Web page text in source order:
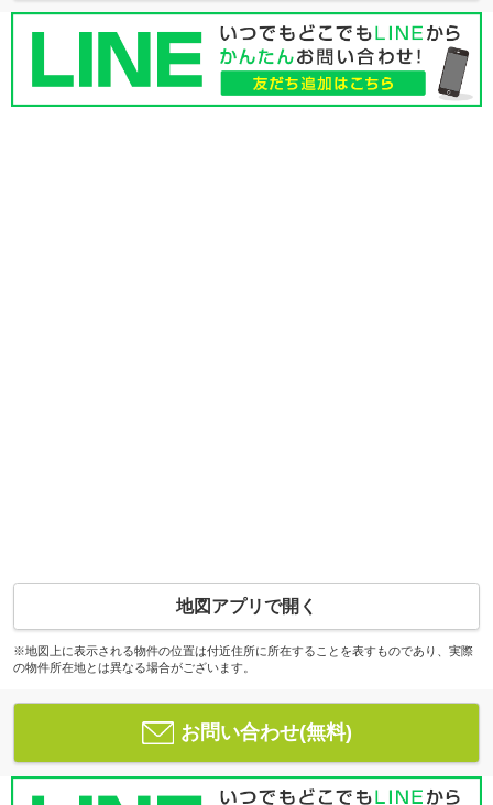
地図アプリで開く
※地図上に表示される物件の位置は付近住所に所在することを表すものであり、実際
の物件所在地とは異なる場合がございます。
お問い合わせ(無料)